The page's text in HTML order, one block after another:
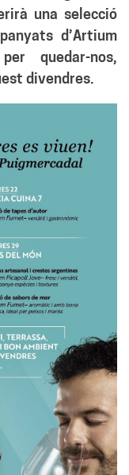
una selecció
d’Artium
quedar-nos,
divendres.